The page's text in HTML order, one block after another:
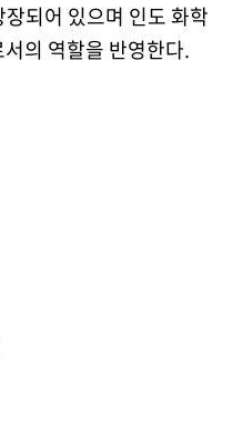
되어 있으며 인도 화학
의 역할을 반영한다.